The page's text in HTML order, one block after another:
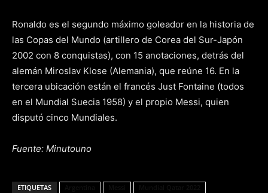
Ronaldo es el segundo máximo goleador en la historia de
las Copas del Mundo (artillero de Corea del Sur-Japón
2002 con 8 conquistas), con 15 anotaciones, detrás del
alemán Miroslav Klose (Alemania), que reúne 16. En la
tercera ubicación están el francés Just Fontaine (todos
en el Mundial Suecia 1958) y el propio Messi, quien
disputó cinco Mundiales.
Fuente: Minutouno
ETIQUETAS